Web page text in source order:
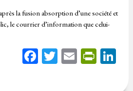
la fusion absorption d’une société et
le courrier d’information que celui-
Facebook
Twitter
Email